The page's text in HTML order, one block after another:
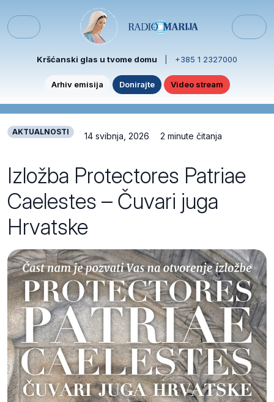
Menu
Kršćanski glas u tvome domu +385 1 2327000
Arhiv emisija Donirajte Video stream
AKTUALNOSTI 14 svibnja, 2026 2 minute čitanja
Izložba Protectores Patriae
Caelestes – Čuvari juga
Hrvatske